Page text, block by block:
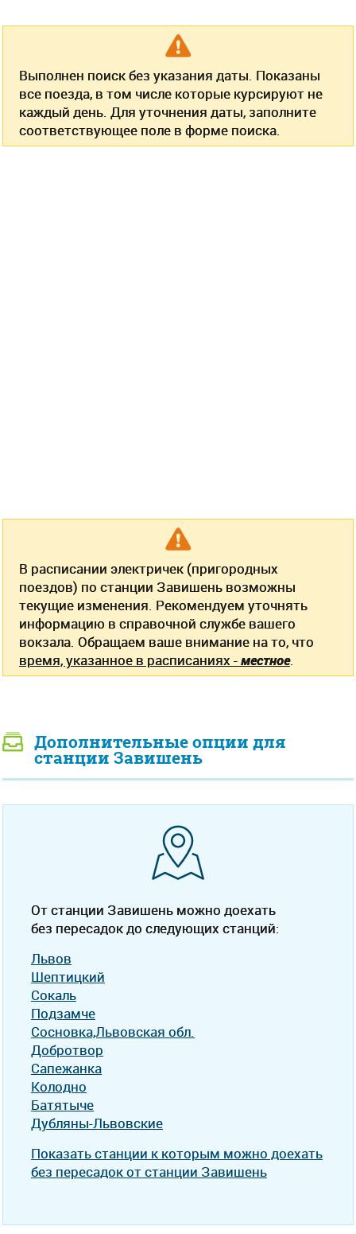
Выполнен поиск без указания даты. Показаны
все поезда, в том числе которые курсируют не
каждый день. Для уточнения даты, заполните
соответствующее поле в форме поиска.
В расписании электричек (пригородных
поездов) по станции Завишень возможны
текущие изменения. Рекомендуем уточнять
информацию в справочной службе вашего
вокзала. Обращаем ваше внимание на то, что
время, указанное в расписаниях -местное.
Дополнительные опции для
станции Завишень
От станции Завишень можно доехать
без пересадок до следующих станций:
Львов
Шептицкий
Сокаль
Подзамче
Сосновка,Львовская обл.
Добротвор
Сапежанка
Колодно
Батятыче
Дубляны-Львовские
Показать станции к которым можно доехать
без пересадок от станции Завишень